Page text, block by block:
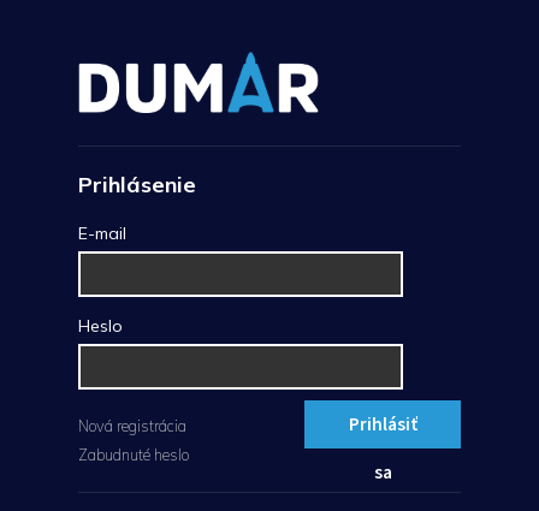
Prihlásenie
E-mail
Heslo
Prihlásiť
sa
Nová registrácia
Zabudnuté heslo